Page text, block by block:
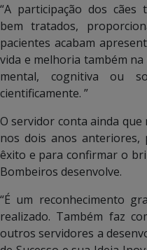
“A participação dos cães
bem tratados,
pacientes acabam
vida e melhoria também na
mental, cognitiva ou
cientificamente. ”
O servidor conta ainda
nos dois anos
êxito e para confirmar o
Bombeiros desenvolve.
“É um reconhecimento
realizado. Também faz
outros servidores a